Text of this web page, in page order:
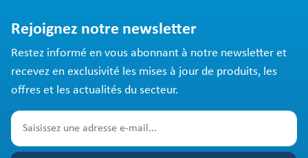
Rejoignez notre newsletter
Restez informé en vous abonnant à notre newsletter et
recevez en exclusivité les mises à jour de produits, les
offres et les actualités du secteur.